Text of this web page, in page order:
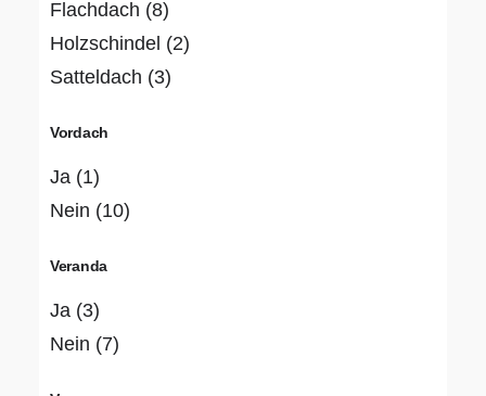
Flachdach (8)
Holzschindel (2)
Satteldach (3)
Vordach
Ja (1)
Nein (10)
Veranda
Ja (3)
Nein (7)